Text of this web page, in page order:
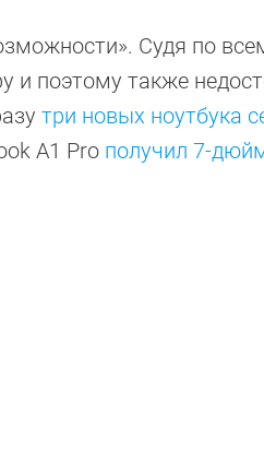
Судя по
и поэтому также
три новых ноутбука
A1 Pro получил 7-